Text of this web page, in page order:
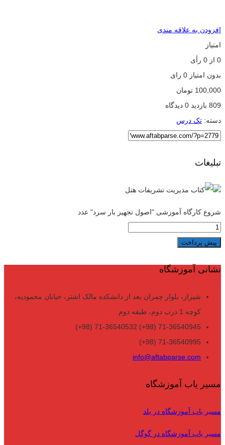
افزودن به علاقه مندی
امتیاز
0 از 0 رأی
بدون امتیاز 0 رای
100,000 تومان
809 بازدید
دسته: تک درس
تبلیغات
شروع کارگاه آموزشی "اصول تجهیز بار سرد" عدد
پیش پرداخت
نشانی آموزشگاه
شیراز، بلوار چمران بعد از دانشکده مالک اشتر، خیابان محمودیه،
کوچه 1 درب دوم، طبقه دوم
71-36540945 (98+) 71-36540532 (98+)
71-36540995 (98+)
info@aftabparse.com
مسیر یاب آموزشگاه
مسیر یاب آموزشگاه در بلد
مسیر یاب آموزشگاه در گوگل